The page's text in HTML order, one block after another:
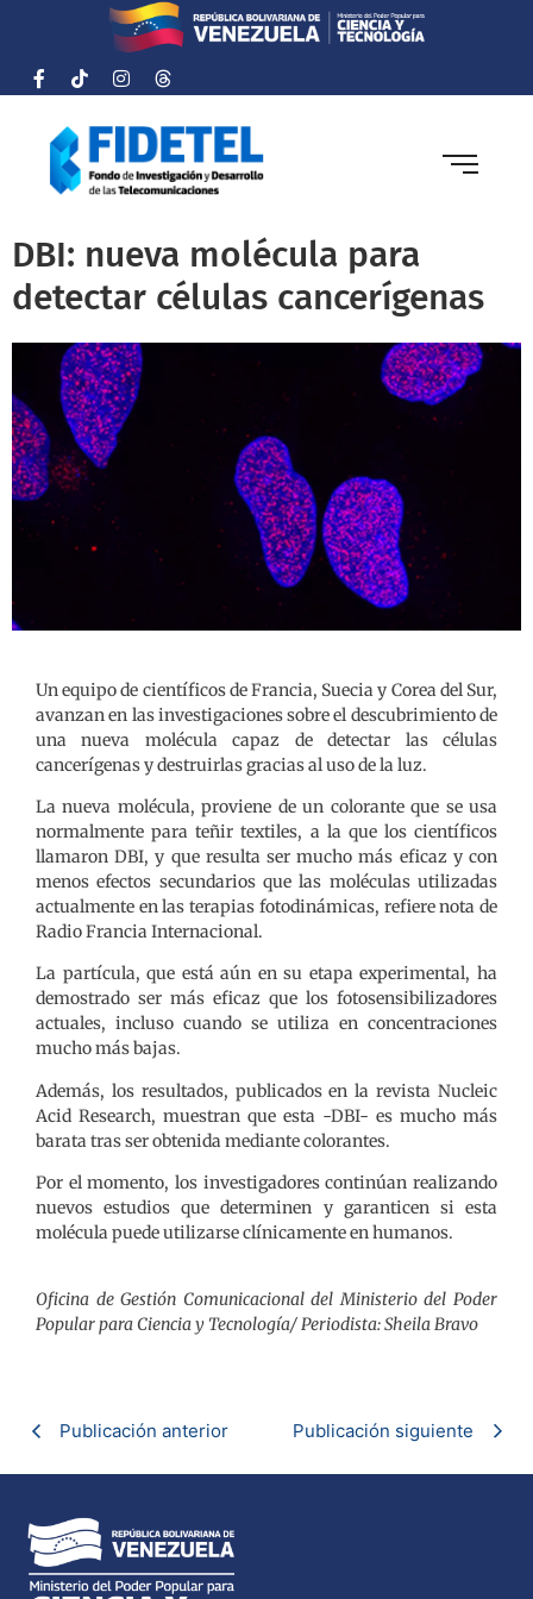
DBI: nueva molécula para
detectar células cancerígenas
Un equipo de científicos de Francia, Suecia y Corea del Sur,
avanzan en las investigaciones sobre el descubrimiento de
una nueva molécula capaz de detectar las células
cancerígenas y destruirlas gracias al uso de la luz.
La nueva molécula, proviene de un colorante que se usa
normalmente para teñir textiles, a la que los científicos
llamaron DBI, y que resulta ser mucho más eficaz y con
menos efectos secundarios que las moléculas utilizadas
actualmente en las terapias fotodinámicas, refiere nota de
Radio Francia Internacional.
La partícula, que está aún en su etapa experimental, ha
demostrado ser más eficaz que los fotosensibilizadores
actuales, incluso cuando se utiliza en concentraciones
mucho más bajas.
Además, los resultados, publicados en la revista Nucleic
Acid Research, muestran que esta -DBI- es mucho más
barata tras ser obtenida mediante colorantes.
Por el momento, los investigadores continúan realizando
nuevos estudios que determinen y garanticen si esta
molécula puede utilizarse clínicamente en humanos.
Oficina de Gestión Comunicacional del Ministerio del Poder
Popular para Ciencia y Tecnología/ Periodista: Sheila Bravo
Publicación anterior Publicación siguiente